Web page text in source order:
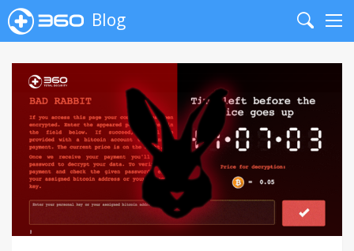
Blog
Search